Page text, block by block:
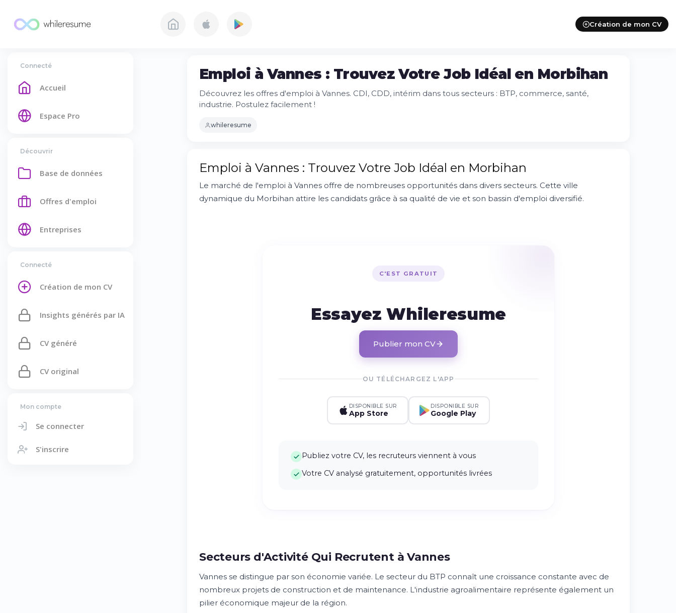
Création de mon CV
Connecté
Accueil
Espace Pro
Découvrir
Base de données
Offres d'emploi
Entreprises
Connecté
Création de mon CV
Insights générés par IA
CV généré
CV original
Mon compte
Se connecter
S'inscrire
Emploi à Vannes : Trouvez Votre Job Idéal en Morbihan
Découvrez les offres d'emploi à Vannes. CDI, CDD, intérim dans tous secteurs : BTP, commerce, santé,
industrie. Postulez facilement !
whileresume
Emploi à Vannes : Trouvez Votre Job Idéal en Morbihan
Le marché de l'emploi à Vannes offre de nombreuses opportunités dans divers secteurs. Cette ville
dynamique du Morbihan attire les candidats grâce à sa qualité de vie et son bassin d'emploi diversifié.
C'EST GRATUIT
Essayez Whileresume
Publier mon CV
OU TÉLÉCHARGEZ L'APP
DISPONIBLE SUR
App Store
DISPONIBLE SUR
Google Play
Publiez votre CV, les recruteurs viennent à vous
Votre CV analysé gratuitement, opportunités livrées
Secteurs d'Activité Qui Recrutent à Vannes
Vannes se distingue par son économie variée. Le secteur du BTP connaît une croissance constante avec de
nombreux projets de construction et de maintenance. L'industrie agroalimentaire représente également un
pilier économique majeur de la région.